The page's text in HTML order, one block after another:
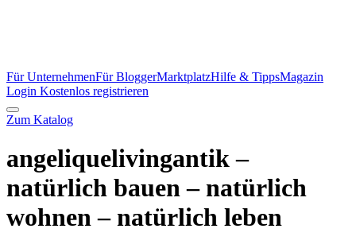
Für UnternehmenFür BloggerMarktplatzHilfe & TippsMagazin
Login Kostenlos registrieren
Zum Katalog
angeliquelivingantik –
natürlich bauen – natürlich
wohnen – natürlich leben